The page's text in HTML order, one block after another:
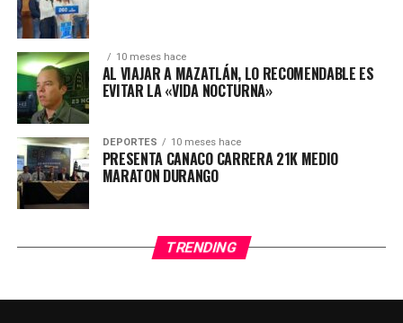
10 meses hace
AL VIAJAR A MAZATLÁN, LO RECOMENDABLE ES
EVITAR LA «VIDA NOCTURNA»
DEPORTES 10 meses hace
PRESENTA CANACO CARRERA 21K MEDIO
MARATON DURANGO
TRENDING